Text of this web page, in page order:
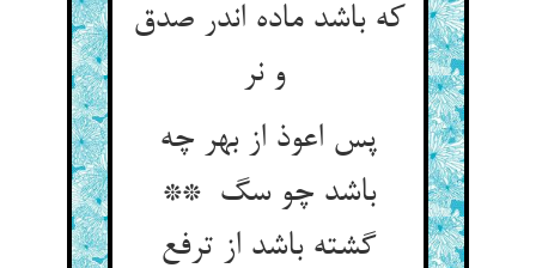
که باشد ماده اندر صدق
و نر
پس اعوذ از بهر چه
باشد چو سگ **
گشته باشد از ترفع